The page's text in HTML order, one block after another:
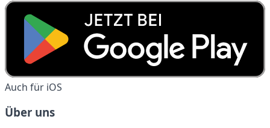
Auch für iOS
Über uns